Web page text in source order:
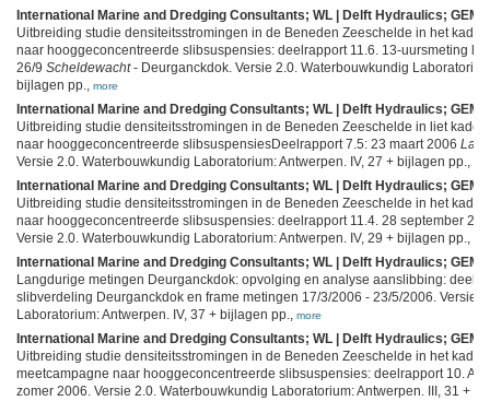
International Marine and Dredging Consultants; WL | Delft Hydraulics;
Uitbreiding studie densiteitsstromingen in de Beneden Zeeschelde in het kader
naar hooggeconcentreerde slibsuspensies: deelrapport 11.6. 13-uursmeting
26/9 Scheldewacht- Deurganckdok. Versie 2.0. Waterbouwkundig
bijlagen pp., more
International Marine and Dredging Consultants; WL | Delft Hydraulics;
Uitbreiding studie densiteitsstromingen in de Beneden Zeeschelde in liet kader
naar hooggeconcentreerde slibsuspensiesDeelrapport 7.5: 23 maart 2006
Versie 2.0. Waterbouwkundig Laboratorium: Antwerpen. IV, 27 + bijlagen pp.,
International Marine and Dredging Consultants; WL | Delft Hydraulics;
Uitbreiding studie densiteitsstromingen in de Beneden Zeeschelde in het kader
naar hooggeconcentreerde slibsuspensies: deelrapport 11.4. 28 september
Versie 2.0. Waterbouwkundig Laboratorium: Antwerpen. IV, 29 + bijlagen pp.,
International Marine and Dredging Consultants; WL | Delft Hydraulics;
Langdurige metingen Deurganckdok: opvolging en analyse aanslibbing:
slibverdeling Deurganckdok en frame metingen 17/3/2006 - 23/5/2006. Versie
Laboratorium: Antwerpen. IV, 37 + bijlagen pp., more
International Marine and Dredging Consultants; WL | Delft Hydraulics;
Uitbreiding studie densiteitsstromingen in de Beneden Zeeschelde in het kader
meetcampagne naar hooggeconcentreerde slibsuspensies: deelrapport 10.
zomer 2006. Versie 2.0. Waterbouwkundig Laboratorium: Antwerpen. III, 31 +